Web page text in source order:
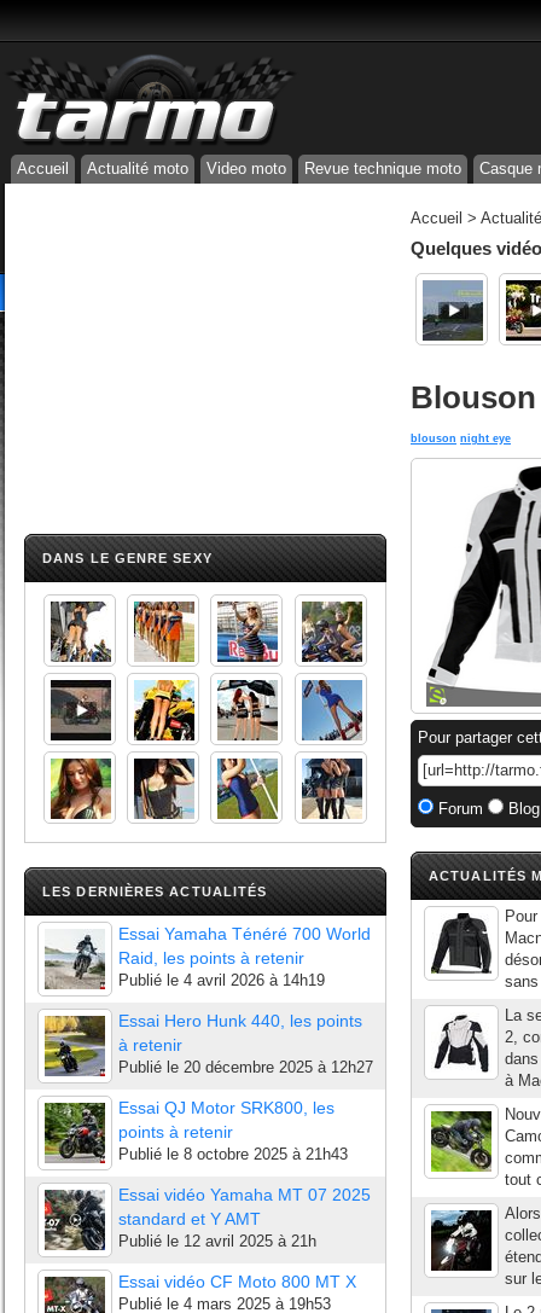
Accueil Actualité moto Video moto Revue technique moto Casque
DANS LE GENRE SEXY
LES DERNIÈRES ACTUALITÉS
Essai Yamaha Ténéré 700 World
Raid, les points à retenir
Publié le 4 avril 2026 à 14h19
Essai Hero Hunk 440, les points
à retenir
Publié le 20 décembre 2025 à 12h27
Essai QJ Motor SRK800, les
points à retenir
Publié le 8 octobre 2025 à 21h43
Essai vidéo Yamaha MT 07 2025
standard et Y AMT
Publié le 12 avril 2025 à 21h
Essai vidéo CF Moto 800 MT X
Publié le 4 mars 2025 à 19h53
Accueil >
Quelques
Blouson
blouson night eye
Pour partager
Forum
ACTUALITÉS
La
2,
à
tout
sur